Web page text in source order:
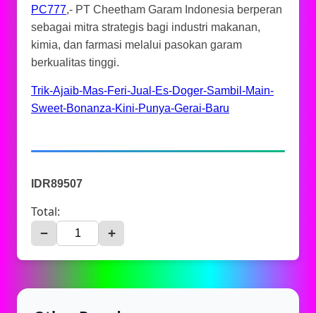
PC777,- PT Cheetham Garam Indonesia berperan
sebagai mitra strategis bagi industri makanan,
kimia, dan farmasi melalui pasokan garam
berkualitas tinggi.
Trik-Ajaib-Mas-Feri-Jual-Es-Doger-Sambil-Main-
Sweet-Bonanza-Kini-Punya-Gerai-Baru
IDR89507
Total:
− +